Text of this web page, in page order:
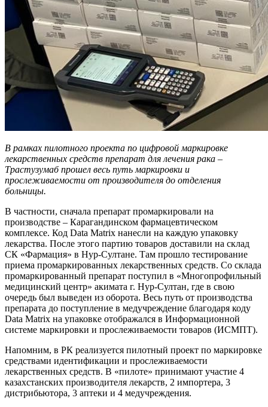
В рамках пилотного проекта по цифровой маркировке
лекарственных средств препарат для лечения рака –
Трастузумаб прошел весь путь маркировки и
прослеживаемости от производителя до отделения
больницы.
В частности, сначала препарат промаркировали на
производстве – Карагандинском фармацевтическом
комплексе. Код Data Matrix нанесли на каждую упаковку
лекарства. После этого партию товаров доставили на склад
СК «Фармация» в Нур-Султане. Там прошло тестирование
приема промаркированных лекарственных средств. Со склада
промаркированный препарат поступил в «Многопрофильный
медицинский центр» акимата г. Нур-Султан, где в свою
очередь был выведен из оборота. Весь путь от производства
препарата до поступление в медучреждение благодаря коду
Data Matrix на упаковке отображался в Информационной
системе маркировки и прослеживаемости товаров (ИСМПТ).
Напомним, в РК реализуется пилотный проект по маркировке
средствами идентификации и прослеживаемости
лекарственных средств. В «пилоте» принимают участие 4
казахстанских производителя лекарств, 2 импортера, 3
дистрибьютора, 3 аптеки и 4 медучреждения.